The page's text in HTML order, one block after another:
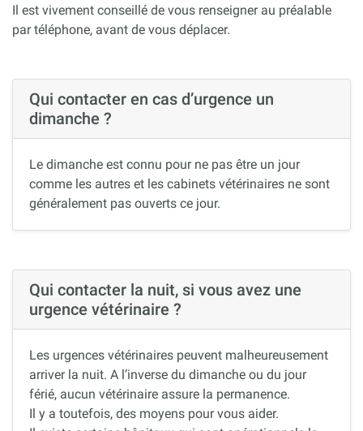
Il est vivement conseillé de vous renseigner au préalable
par téléphone, avant de vous déplacer.
Qui contacter en cas d’urgence un
dimanche ?
Le dimanche est connu pour ne pas être un jour
comme les autres et les cabinets vétérinaires ne sont
généralement pas ouverts ce jour.
Qui contacter la nuit, si vous avez une
urgence vétérinaire ?
Les urgences vétérinaires peuvent malheureusement
arriver la nuit. A l’inverse du dimanche ou du jour
férié, aucun vétérinaire assure la permanence.
Il y a toutefois, des moyens pour vous aider.